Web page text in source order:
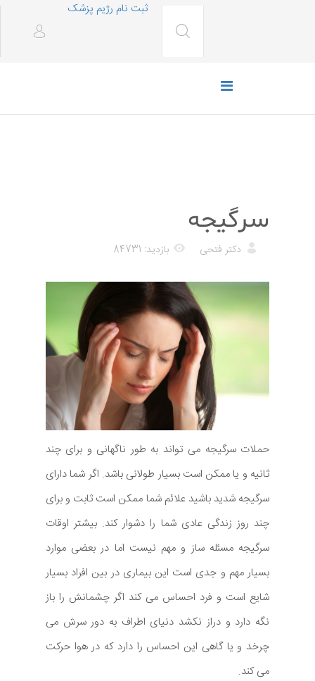
ثبت نام رژیم پزشک
سرگیجه
دکتر فتحی بازدید: 84731
حملات سرگیجه می تواند به طور ناگهانی و برای چند
ثانیه و یا ممکن است بسیار طولانی باشد. اگر شما دارای
سرگیجه شدید باشید علائم شما ممکن است ثابت و برای
چند روز زندگی عادی شما را دشوار کند. بیشتر اوقات
سرگیجه مسئله ساز و مهم نیست اما در بعضی موارد
بسیار مهم و جدی است این بیماری در بین افراد بسیار
شایع است و فرد احساس می کند اگر چشمانش را باز
نگه دارد و دراز نکشد دنیای اطراف به دور سرش می
چرخد و یا گاهی این احساس را دارد که در هوا حرکت
می کند.